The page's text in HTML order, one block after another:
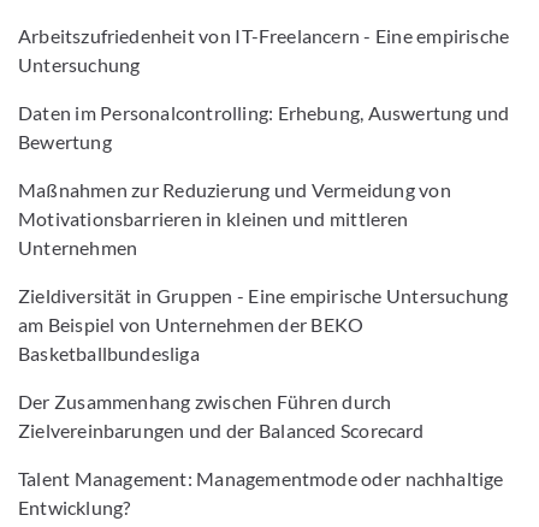
Arbeitszufriedenheit von IT-Freelancern - Eine empirische
Untersuchung
Daten im Personalcontrolling: Erhebung, Auswertung und
Bewertung
Maßnahmen zur Reduzierung und Vermeidung von
Motivationsbarrieren in kleinen und mittleren
Unternehmen
Zieldiversität in Gruppen - Eine empirische Untersuchung
am Beispiel von Unternehmen der BEKO
Basketballbundesliga
Der Zusammenhang zwischen Führen durch
Zielvereinbarungen und der Balanced Scorecard
Talent Management: Managementmode oder nachhaltige
Entwicklung?